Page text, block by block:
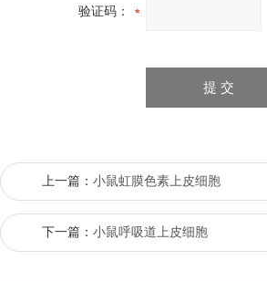
验证码：
上一篇： 小鼠虹膜色素上皮细胞
下一篇： 小鼠呼吸道上皮细胞